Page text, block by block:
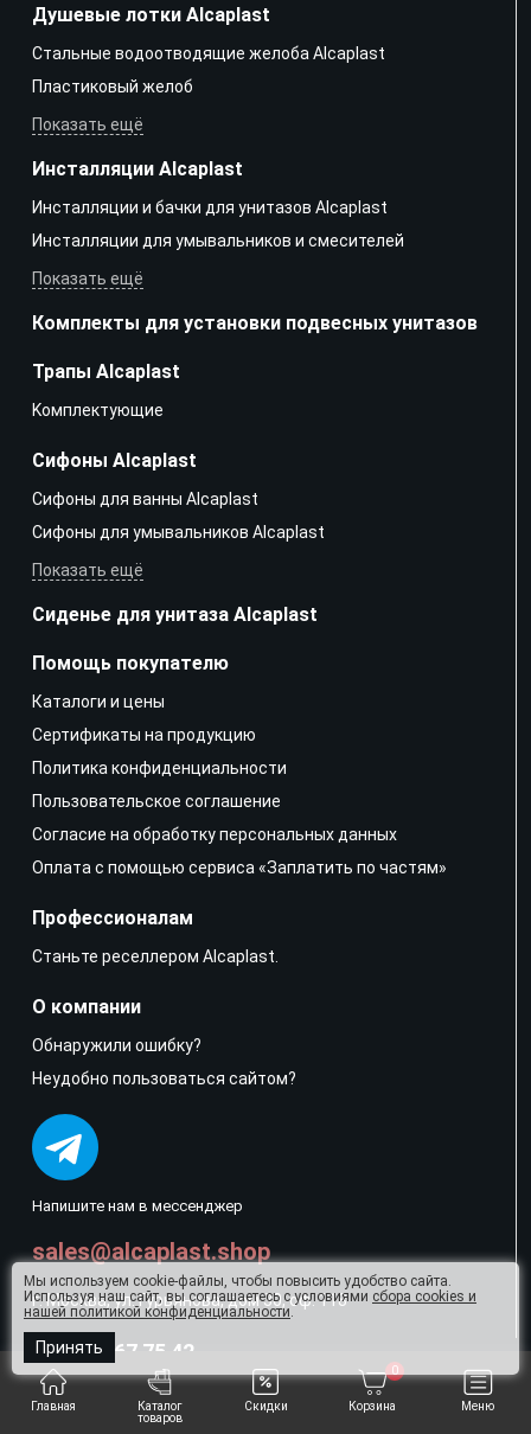
Главная
Каталог
товаров
Скидки Корзина
0
Меню
Душевые лотки Alcaplast
Стальные водоотводящие желоба Alcaplast
Пластиковый желоб
Показать ещё
Инсталляции Alcaplast
Инсталляции и бачки для унитазов Alcaplast
Инсталляции для умывальников и смесителей
Показать ещё
Комплекты для установки подвесных унитазов
Трапы Alcaplast
Kомплектующие
Сифоны Alcaplast
Сифоны для ванны Alcaplast
Сифоны для умывальников Alcaplast
Показать ещё
Сиденье для унитаза Alcaplast
Напишите нам в мессенджер
sales@alcaplast.shop
г. Москва, ул. Гурьянова, дом 30, оф. 118
Помощь покупателю
Каталоги и цены
Сертификаты на продукцию
Политика конфиденциальности
Пользовательское соглашение
Согласие на обработку персональных данных
Оплата с помощью сервиса «Заплатить по частям»
Профессионалам
Станьте реселлером Alcaplast.
О компании
Обнаружили ошибку?
Неудобно пользоваться сайтом?
+7 495 067 75 42
Мы используем cookie-файлы, чтобы повысить удобство сайта.
Используя наш сайт, вы соглашаетесь с условиями сбора cookies и
нашей политикой конфиденциальности.
Принять